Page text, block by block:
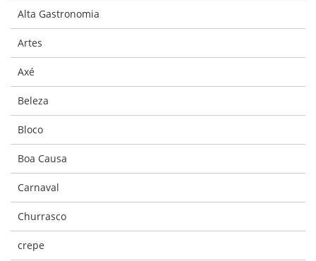
Alta Gastronomia
Artes
Axé
Beleza
Bloco
Boa Causa
Carnaval
Churrasco
crepe